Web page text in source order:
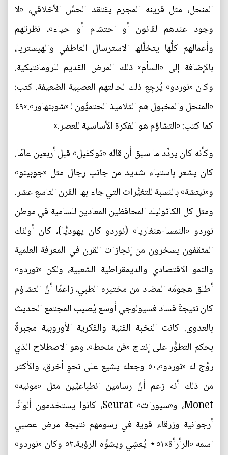
المنحل، مثل قرينه المجرم يفتقد الحسَّ الأخلاقي، «لا
وجود عندهم لقانون أو احتشام أو حياء»، نظرتهم
وأعمالهم كلُّها يتخلَّلها الاسترسال العاطفي والهيستريا،
بالإضافة إلى «السأم» ذلك المرض القديم للرومانتيكية.
وكان «نوردو» يُرجِع ذلك لحالتهم العصبية الضعيفة. كتب:
«المنحل والمخبول هم التلاميذ الحتميُّون ﻟ «شوبنهاور».»٤٩
كما كتب: «التشاؤم هو الفكرة الأساسية للعصر.»
وكأنه كان يردِّد ما سبق أن قاله «توكفيل» قبل أربعين عامًا.
كان يشعر باستياء شديد من جانب رجال مثل «جوبينو»
و«نيتشة» بالنسبة للتغيُّرات التي جاء بها القرن التاسع عشر.
ومثل كل الكاثوليك المحافظين المعادين للسامية في موطن
نوردو «النمسا-هنغاريا» (نوردو كان يهوديًّا)، كان أولئك
المثقفون يسخرون من إنجازات القرن في المعرفة العلمية
والنمو الاقتصادي والديمقراطية الشعبية، ولكن «نوردو»
أطلق هجومَه المضاد من مختبره الطبي، زاعمًا أنَّ التشاؤم
كان نتيجةَ فساد فسيولوجي أوسع يُصيب المجتمع الحديث
بالعدوى. كانت النخبة الفنية والفكرية الأوروبية مجبرةً
بحكم التطوُّر على إنتاج «فن منحط»، وهو الاصطلاح الذي
روَّج له «نوردو»،٥٠ وجعله يشيع على نحوٍ أخرق، والأكثر
من ذلك أنه زعم أنَّ رسامين انطباعيِّين مثل «مونيه»
Monet، و«سيورات» Seurat، كانوا يستخدمون ألوانًا
أرجوانية وزرقاء قوية في رسومهم نتيجة مرض عصبي
اسمه «الرأرأة»٥١⋆ يُعشِي ويشوِّه الرؤية،٥٢ وكان «نوردو»